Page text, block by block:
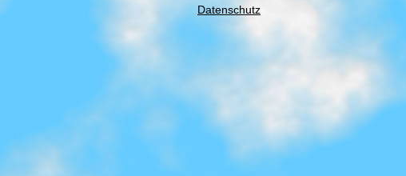
Datenschutz